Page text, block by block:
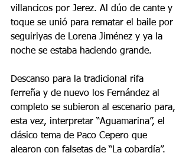
villancicos por Jerez. Al dúo de cante y
toque se unió para rematar el baile por
seguiriyas de Lorena Jiménez y ya la
noche se estaba haciendo grande.
Descanso para la tradicional rifa
ferreña y de nuevo los Fernández al
completo se subieron al escenario para,
esta vez, interpretar “Aguamarina”, el
clásico tema de Paco Cepero que
alearon con falsetas de “La cobardía”.